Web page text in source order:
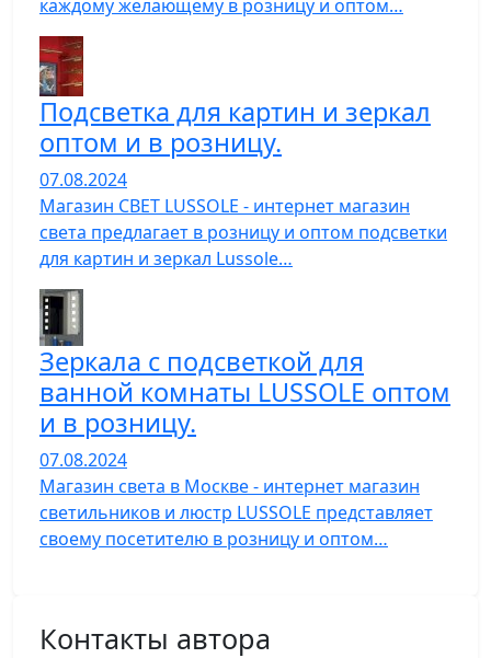
каждому желающему в розницу и оптом…
Подсветка для картин и зеркал
оптом и в розницу.
07.08.2024
Магазин СВЕТ LUSSOLE - интернет магазин
света предлагает в розницу и оптом подсветки
для картин и зеркал Lussole…
Зеркала с подсветкой для
ванной комнаты LUSSOLE оптом
и в розницу.
07.08.2024
Магазин света в Москве - интернет магазин
светильников и люстр LUSSOLE представляет
своему посетителю в розницу и оптом…
Контакты автора